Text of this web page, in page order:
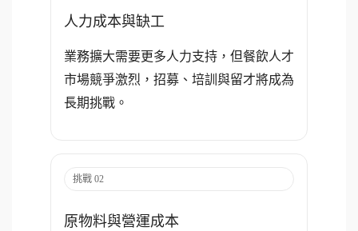
人力成本與缺工
業務擴大需要更多人力支持，但餐飲人才
市場競爭激烈，招募、培訓與留才將成為
長期挑戰。
挑戰 02
原物料與營運成本